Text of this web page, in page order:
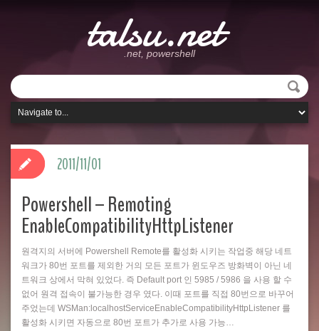
talsu.net
.net, powershell
Powershell – Remoting
EnableCompatibilityHttpListener
원격지의 서버에 Powershell Remote를 활성화 시키는 작업중 해당 네트
워크가 80번 포트를 제외한 거의 모든 포트가 윈도우즈 방화벽이 아닌 네
트워크 상에서 막혀 있었다. 즉 Default port 인 5985 / 5986 을 사용 할 수
없어 원격 접속이 불가능한 경우 였다. 이때 포트를 직접 80번으로 바꾸어
주었는데 WSMan:localhostServiceEnableCompatibilityHttpListener 를
활성화 시키면 자동으로 80번 포트가 추가로 사용 가능…
2011/11/01